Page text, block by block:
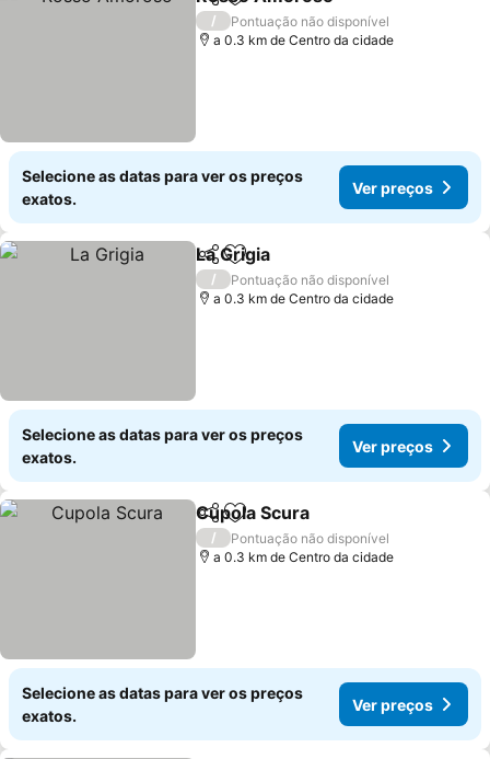
PartilharAdicionar aos favoritos
/
Pontuação não disponível
a 0.3 km de Centro da cidade
Selecione as datas para ver os preços
exatos.
Ver preços
PartilharAdicionar aos favoritos
La Grigia
/
Pontuação não disponível
a 0.3 km de Centro da cidade
Selecione as datas para ver os preços
exatos.
Ver preços
PartilharAdicionar aos favoritos
Cupola Scura
/
Pontuação não disponível
a 0.3 km de Centro da cidade
Selecione as datas para ver os preços
exatos.
Ver preços